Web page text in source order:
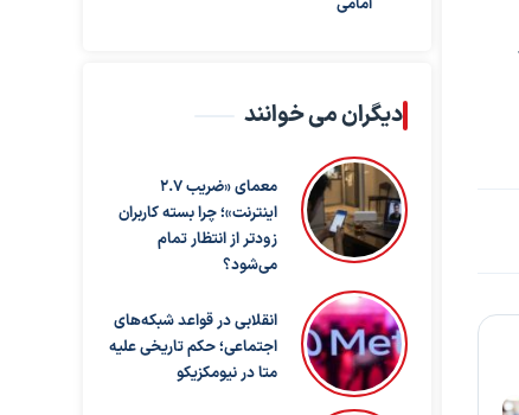
امامی
دیگران می خوانند
معمای «ضریب ۲.۷
اینترنت»؛ چرا بسته کاربران
زودتر از انتظار تمام
می‌شود؟
انقلابی در قواعد شبکه‌های
اجتماعی؛ حکم تاریخی علیه
متا در نیومکزیکو